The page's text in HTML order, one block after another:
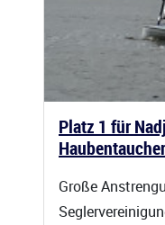
Platz 1 für
Große